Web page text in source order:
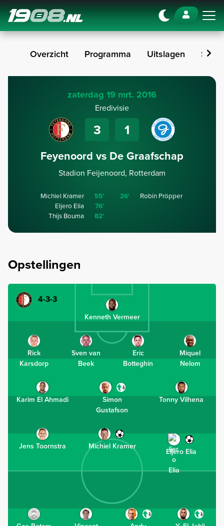
Navigation
Overzicht Programma Uitslagen Stand
zaterdag 19 mrt. 2016
Eredivisie
3 1
Feyenoord vs De Graafschap
Stadion Feijenoord, Rotterdam
Michiel Kramer 55'
Eljero Elia 76'
Thijs Bouma 82'
26' Robin Pröpper
Opstellingen
4-3-3
Kenneth Vermeer
Rick
Karsdorp
Sven van
Beek
Eric
Botteghin
Miquel
Nelom
Karim El Ahmadi
Simon
Gustafson
Tonny Vilhena
Jens Toornstra Michiel Kramer
Eljero Elia